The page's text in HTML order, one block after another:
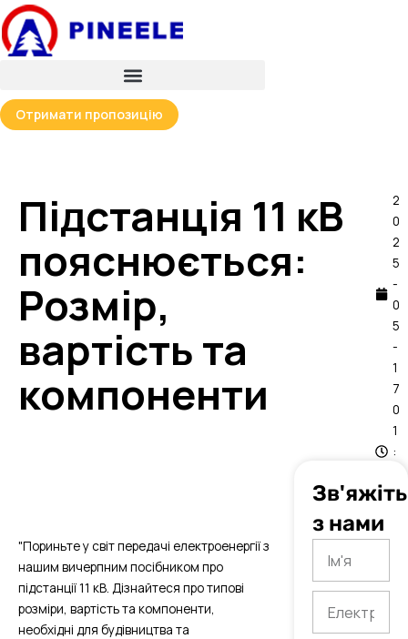
Перейти
до
вмісту
Отримати пропозицію
Підстанція 11 кВ
пояснюється:
Розмір,
вартість та
компоненти
2
0
2
5
-
0
5
-
1
7
0
1
:
0
"Пориньте у світ передачі електроенергії з
нашим вичерпним посібником про
підстанції 11 кВ. Дізнайтеся про типові
розміри, вартість та компоненти,
необхідні для будівництва та
з нами
пошта